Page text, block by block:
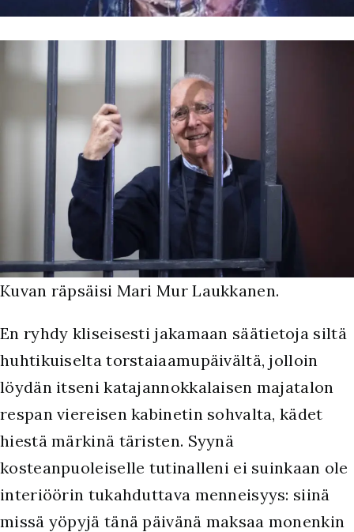
Kuvan räpsäisi Mari Mur Laukkanen.
En ryhdy kliseisesti jakamaan säätietoja siltä
huhtikuiselta torstaiaamupäivältä, jolloin
löydän itseni katajannokkalaisen majatalon
respan viereisen kabinetin sohvalta, kädet
hiestä märkinä täristen. Syynä
kosteanpuoleiselle tutinalleni ei suinkaan ole
interiöörin tukahduttava menneisyys: siinä
missä yöpyjä tänä päivänä maksaa monenkin